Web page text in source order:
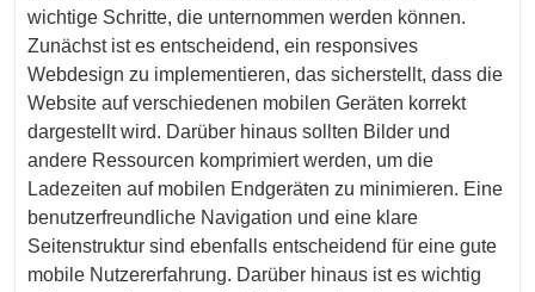
wichtige Schritte, die unternommen werden können.
Zunächst ist es entscheidend, ein responsives
Webdesign zu implementieren, das sicherstellt, dass die
Website auf verschiedenen mobilen Geräten korrekt
dargestellt wird. Darüber hinaus sollten Bilder und
andere Ressourcen komprimiert werden, um die
Ladezeiten auf mobilen Endgeräten zu minimieren. Eine
benutzerfreundliche Navigation und eine klare
Seitenstruktur sind ebenfalls entscheidend für eine gute
mobile Nutzererfahrung. Darüber hinaus ist es wichtig